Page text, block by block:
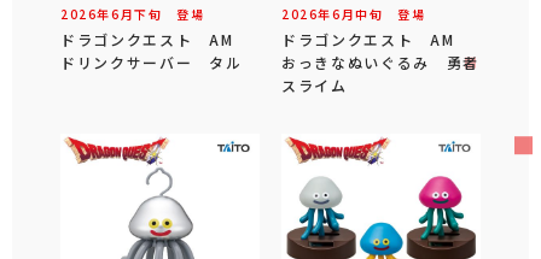
2026年6 月下旬 登場
ドラゴンクエスト AM
ドリンクサーバー タル
2026年6 月中旬 登場
ドラゴンクエスト AM
おっきなぬいぐるみ 勇者
スライム